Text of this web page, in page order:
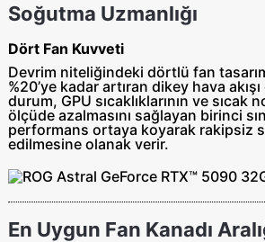
Soğutma Uzmanlığı
Dört Fan Kuvveti
Devrim niteliğindeki dörtlü fan
%20’ye kadar artıran dikey hava
durum, GPU sıcaklıklarının ve sıcak
ölçüde azalmasını sağlayan birinci
performans ortaya koyarak rakipsiz
edilmesine olanak verir.
En Uygun Fan Kanadı